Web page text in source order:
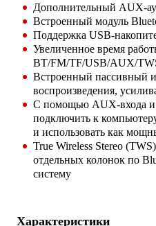
Дополнительный AUX-
Встроенный модуль
Поддержка USB-
Увеличенное время
BT/FM/TF/USB/AUX/
Встроенный пассивный
воспроизведения,
С помощью AUX-входа и
подключить к
и использовать как
True Wireless Stereo
отдельных колонок по
систему
Характеристики